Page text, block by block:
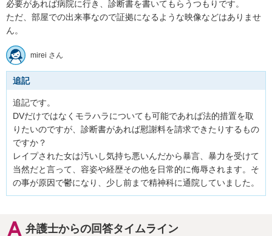
必要があれば病院に行き、診断書を書いてもらうつもりです。
ただ、部屋での出来事なので証拠になるような映像などはありませ
ん。
mirei さん
追記
追記です。
DVだけではなくモラハラについても可能であれば法的措置を取
りたいのですが、診断書があれば慰謝料を請求できたりするもの
ですか？
レイプされた女は汚いし気持ち悪いんだから暴言、暴力を受けて
当然だと言って、容姿や経歴その他を日常的に侮辱されます。そ
の事が原因で鬱になり、少し前まで精神科に通院していました。
弁護士からの回答タイムライン